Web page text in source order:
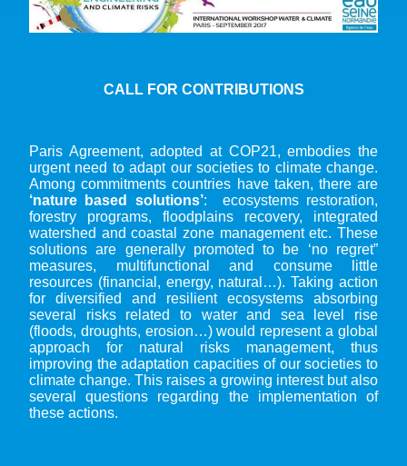
CALL FOR CONTRIBUTIONS
Paris Agreement, adopted at COP21, embodies the
urgent need to adapt our societies to climate change.
Among commitments countries have taken, there are
‘nature based solutions’: ecosystems restoration,
forestry programs, floodplains recovery, integrated
watershed and coastal zone management etc. These
solutions are generally promoted to be ‘no regret”
measures, multifunctional and consume little
resources (financial, energy, natural…). Taking action
for diversified and resilient ecosystems absorbing
several risks related to water and sea level rise
(floods, droughts, erosion…) would represent a global
approach for natural risks management, thus
improving the adaptation capacities of our societies to
climate change. This raises a growing interest but also
several questions regarding the implementation of
these actions.